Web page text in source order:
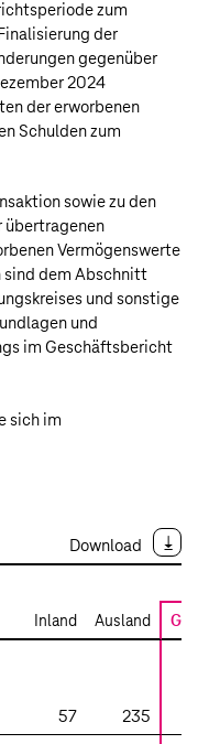
zum
der
gegenüber
2024
der erworbenen
Schulden zum
sowie zu den
übertragenen
Vermögenswerte
sind dem Abschnitt
und sonstige
und
im Geschäftsbericht
sich im
Download
Inland Ausland
57 235